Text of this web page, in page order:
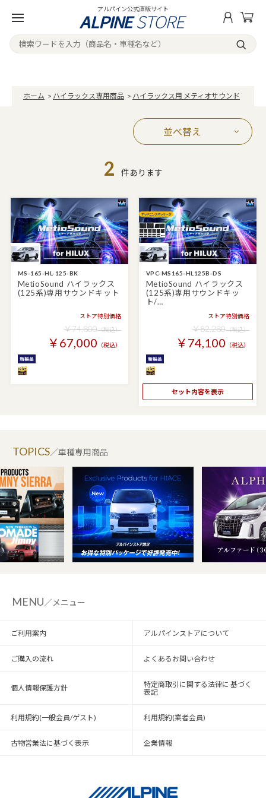
アルパイン公式直販サイト
ホーム > ハイラックス専用商品 > ハイラックス用 メティオサウンド
並べ替え
2 件あります
MS-165-HL-125-BK
MetioSound ハイラックス
(125系)専用サウンドキット
ストア特別価格
￥74,800（税込）
￥67,000 （税込）
VPC-MS165-HL125B-DS
MetioSound ハイラックス
(125系)専用サウンドキッ
ト/…
ストア特別価格
￥82,280（税込）
￥74,100 （税込）
セット内容を表示
／車種専用商品
MENU／メニュー
ご利用案内 アルパインストアについて
ご購入の流れ よくあるお問い合わせ
個人情報保護方針
特定商取引に関する法律に 基づく
表記
利用規約(一般会員/ゲスト) 利用規約(業者会員)
古物営業法に基づく表示 企業情報